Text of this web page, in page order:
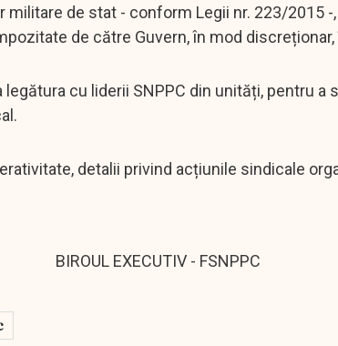
de stat - conform Legii nr. 223/2015 -,
de către Guvern, în mod
cu liderii SNPPC din unități, pentru a
detalii privind acțiunile sindicale
BIROUL EXECUTIV - FSNPPC